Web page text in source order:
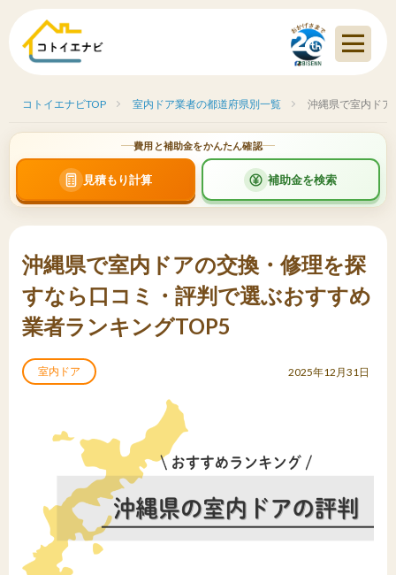
コトイエナビTOP 室内ドア業者の都道府県別一覧 沖縄県で室内ド
費用と補助金をかんたん確認
見積もり計算 補助金を検索
沖縄県で室内ドアの交換・修理を探
すなら口コミ・評判で選ぶおすすめ
業者ランキングTOP5
室内ドア 2025年12月31日